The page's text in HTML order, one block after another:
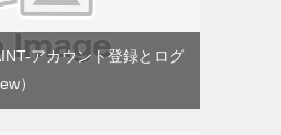
アカウント登録とログ
）